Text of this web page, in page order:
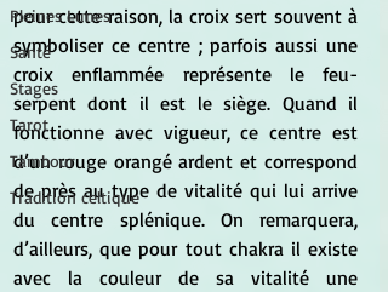
Pleines Lunes
Santé
Stages
Tarot
Tambour
Tradition celtique
pour cette raison, la croix sert souvent à
symboliser ce centre ; parfois aussi une
croix enflammée représente le feu-
serpent dont il est le siège. Quand il
fonctionne avec vigueur, ce centre est
d’un rouge orangé ardent et correspond
de près au type de vitalité qui lui arrive
du centre splénique. On remarquera,
d’ailleurs, que pour tout chakra il existe
avec la couleur de sa vitalité une